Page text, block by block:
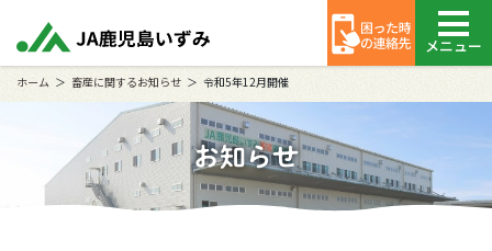
メニュー
ホーム 畜産に関するお知らせ 令和5年12月開催
お知らせ